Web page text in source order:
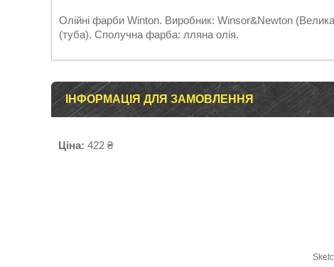
Олійні фарби Winton. Виробник: Winsor&Newton
(туба). Сполучна фарба: лляна олія.
ІНФОРМАЦІЯ ДЛЯ ЗАМОВЛЕННЯ
Ціна: 422 ₴